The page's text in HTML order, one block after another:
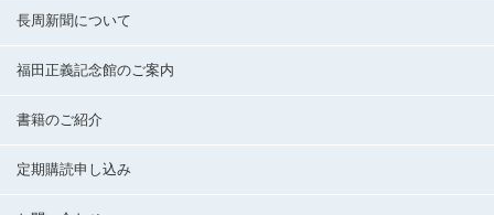
長周新聞について
福田正義記念館のご案内
書籍のご紹介
定期購読申し込み